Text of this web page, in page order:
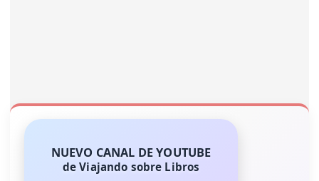
NUEVO CANAL DE YOUTUBE
de Viajando sobre Libros